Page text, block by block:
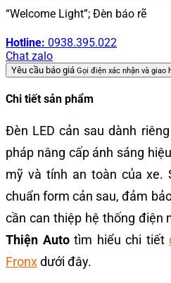
“Welcome Light”; Đèn báo rẽ
Hotline: 0938.395.022
Chat zalo
Yêu cầu báo giá Gọi điện xác nhận và giao
Chi tiết sản phẩm
Đèn LED cản sau dành
pháp nâng cấp ánh sáng
mỹ và tính an toàn của xe.
chuẩn form cản sau, đảm
cần can thiệp hệ thống điện
Thiện Autotìm hiểu chi tiết
Fronxdưới đây.